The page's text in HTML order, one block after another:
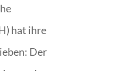
hat ihre
Der